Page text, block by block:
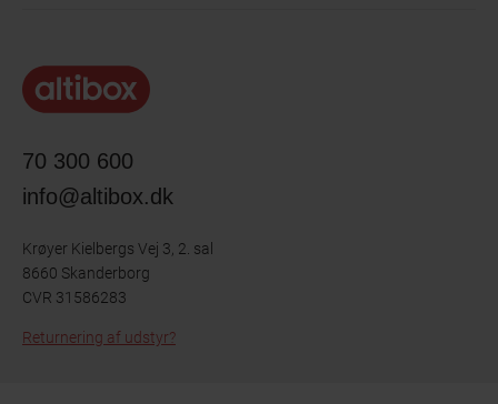
70 300 600
info@altibox.dk
Krøyer Kielbergs Vej 3, 2. sal
8660 Skanderborg
CVR 31586283
Returnering af udstyr?